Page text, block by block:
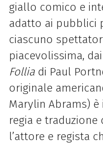
giallo comico e
adatto ai pubblici
ciascuno
piacevolissima,
Folliadi Paul
originale
Marylin Abrams)
regia e traduzione
l’attore e regista